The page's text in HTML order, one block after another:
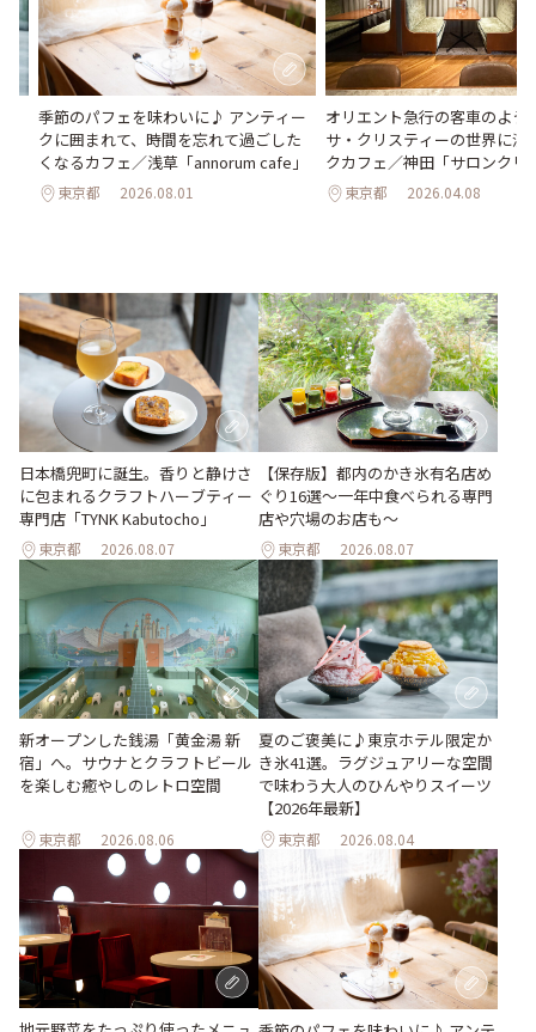
季節のパフェを味わいに♪ アンティー
クに囲まれて、時間を忘れて過ごした
くなるカフェ／浅草「annorum cafe」
東京都 2026.08.01
オリエント急行の客車のよ
サ・クリスティーの世界に浸
クカフェ／神田「サロンクリ
東京都 2026.04.08
日本橋兜町に誕生。香りと静けさ
に包まれるクラフトハーブティー
専門店「TYNK Kabutocho」
東京都 2026.08.07
【保存版】都内のかき氷有名店め
ぐり16選～一年中食べられる専門
店や穴場のお店も～
東京都 2026.08.07
新オープンした銭湯「黄金湯 新
宿」へ。サウナとクラフトビール
を楽しむ癒やしのレトロ空間
東京都 2026.08.06
夏のご褒美に♪東京ホテル限定か
き氷41選。ラグジュアリーな空間
で味わう大人のひんやりスイーツ
【2026年最新】
東京都 2026.08.04